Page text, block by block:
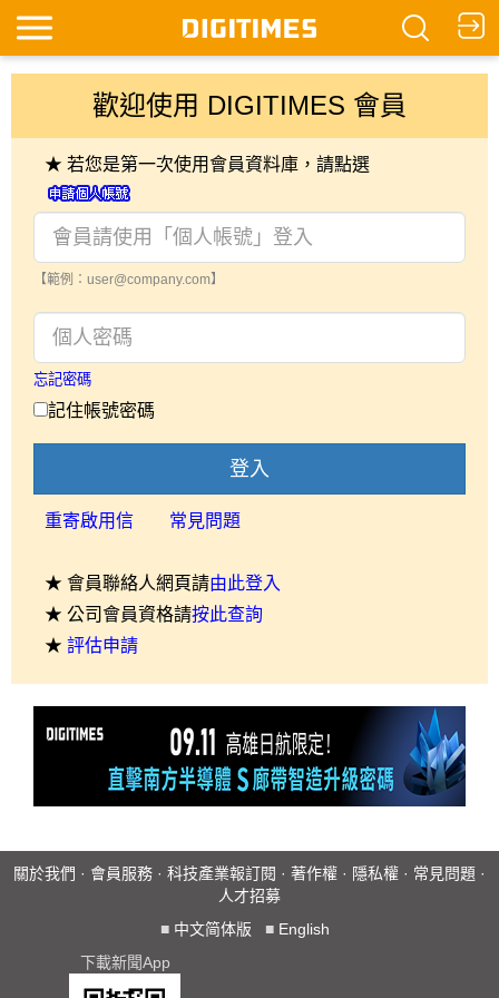
歡迎使用 DIGITIMES 會員
★ 若您是第一次使用會員資料庫，請點選
【範例：user@company.com】
忘記密碼
記住帳號密碼
登入
重寄啟用信 常見問題
★ 會員聯絡人網頁請由此登入
★ 公司會員資格請按此查詢
★ 評估申請
關於我們 · 會員服務 · 科技產業報訂閱 · 著作權 · 隱私權 · 常見問題 ·
人才招募
■ 中文简体版 ■ English
下載新聞App